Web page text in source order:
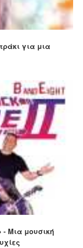
για μια
- Μια μουσική